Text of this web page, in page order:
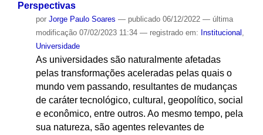
Perspectivas
por Jorge Paulo Soares — publicado06/12/2022 — última
modificação07/02/2023 11:34 — registrado em: Institucional ,
Universidade
As universidades são naturalmente afetadas
pelas transformações aceleradas pelas quais o
mundo vem passando, resultantes de mudanças
de caráter tecnológico, cultural, geopolítico, social
e econômico, entre outros. Ao mesmo tempo, pela
sua natureza, são agentes relevantes de